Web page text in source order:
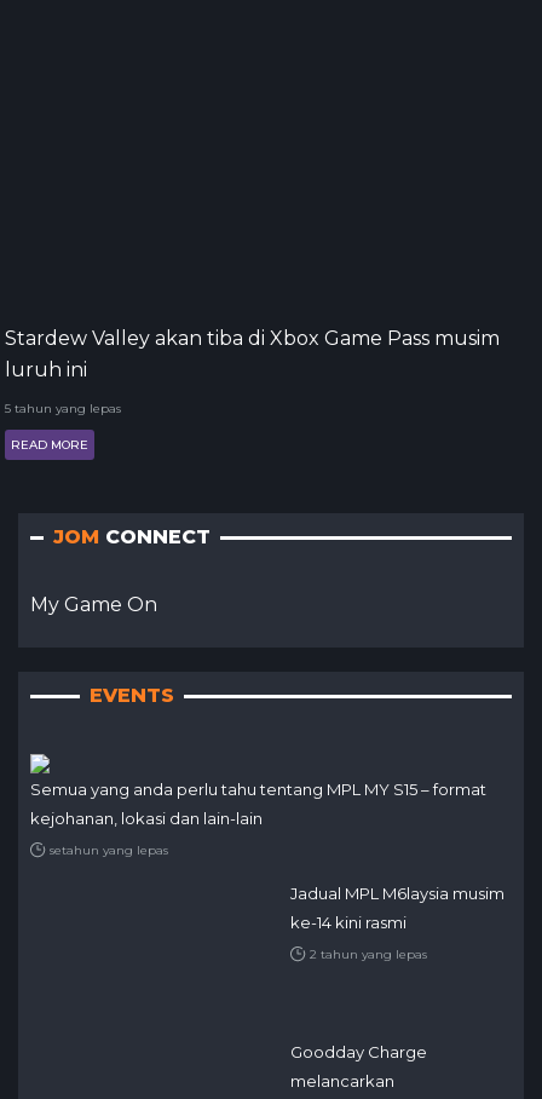
Stardew Valley akan tiba di Xbox Game Pass musim
luruh ini
5 tahun yang lepas
READ MORE
JOM CONNECT
My Game On
EVENTS
Semua yang anda perlu tahu tentang MPL MY S15 – format
kejohanan, lokasi dan lain-lain
setahun yang lepas
Jadual MPL M6laysia musim
ke-14 kini rasmi
2 tahun yang lepas
Goodday Charge
melancarkan